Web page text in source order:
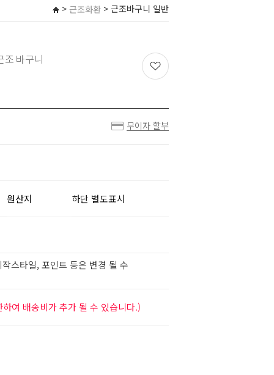
> 근조화환 > 근조바구니 일반
조 바구니
무이자 할부
원산지 하단 별도표시
스타일, 포인트 등은 변경 될 수
여 배송비가 추가 될 수 있습니다.)